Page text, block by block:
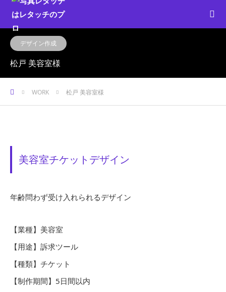
デザイン作成
松戸 美容室様
ホームWORK 松戸 美容室様
美容室チケットデザイン
年齢問わず受け入れられるデザイン
【業種】美容室
【用途】訴求ツール
【種類】チケット
【制作期間】5日間以内